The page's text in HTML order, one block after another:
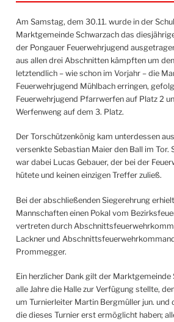
Am Samstag, dem 30.11. wurde in der
Marktgemeinde Schwarzach das
der Pongauer Feuerwehrjugend
aus allen drei Abschnitten kämpften um
letztendlich – wie schon im Vorjahr – die
Feuerwehrjugend Mühlbach erringen,
Feuerwehrjugend Pfarrwerfen auf Platz 2
Werfenweng auf dem 3. Platz.
Der Torschützenkönig kam unterdessen
versenkte Sebastian Maier den Ball im Tor.
war dabei Lucas Gebauer, der bei der
hütete und keinen einzigen Treffer zuließ.
Bei der abschließenden Siegerehrung
Mannschaften einen Pokal vom
vertreten durch
Lackner und
Prommegger.
Ein herzlicher Dank gilt der Marktgemeinde
alle Jahre die Halle zur Verfügung stellte,
um Turnierleiter Martin Bergmüller jun. und
die dieses Turnier erst ermöglicht haben;